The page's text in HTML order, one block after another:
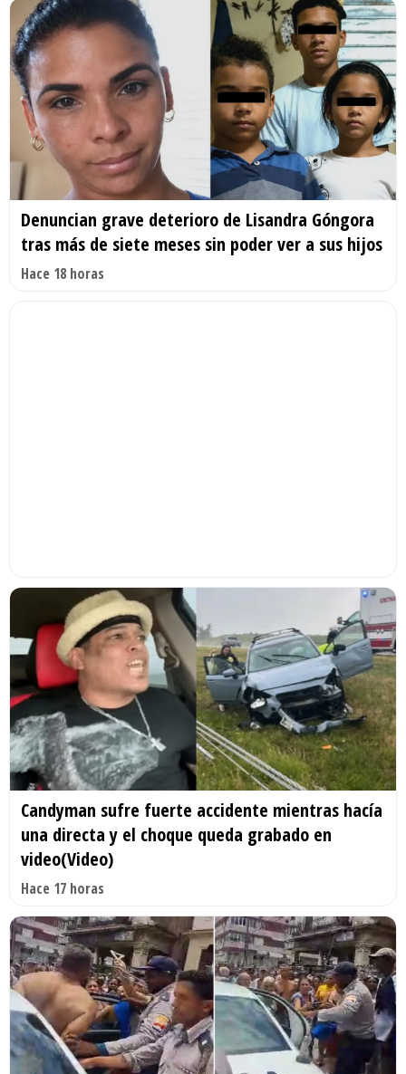
Denuncian grave deterioro de Lisandra Góngora
tras más de siete meses sin poder ver a sus hijos
Hace 18 horas
Candyman sufre fuerte accidente mientras hacía
una directa y el choque queda grabado en
video(Video)
Hace 17 horas